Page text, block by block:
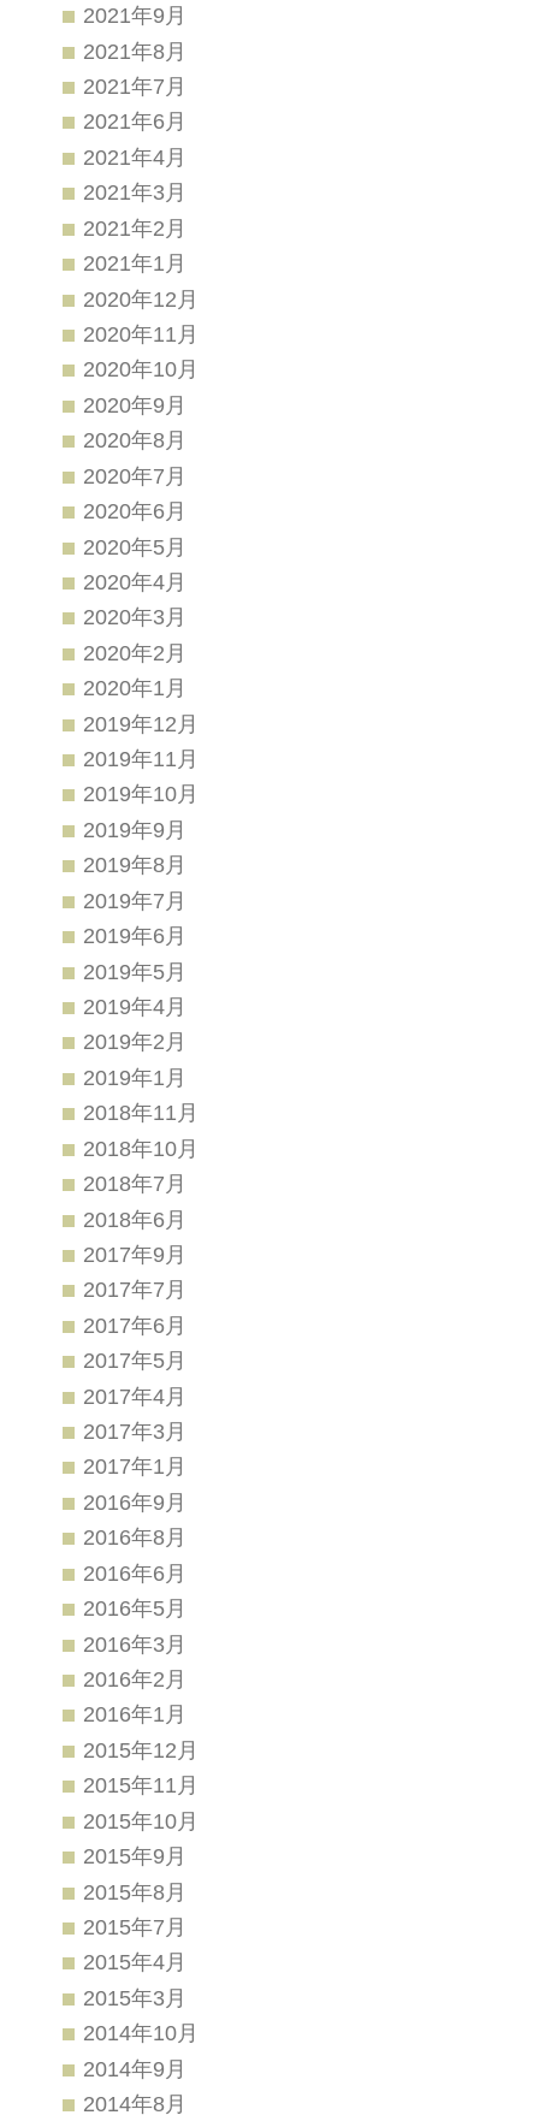
2021年9月
2021年8月
2021年7月
2021年6月
2021年4月
2021年3月
2021年2月
2021年1月
2020年12月
2020年11月
2020年10月
2020年9月
2020年8月
2020年7月
2020年6月
2020年5月
2020年4月
2020年3月
2020年2月
2020年1月
2019年12月
2019年11月
2019年10月
2019年9月
2019年8月
2019年7月
2019年6月
2019年5月
2019年4月
2019年2月
2019年1月
2018年11月
2018年10月
2018年7月
2018年6月
2017年9月
2017年7月
2017年6月
2017年5月
2017年4月
2017年3月
2017年1月
2016年9月
2016年8月
2016年6月
2016年5月
2016年3月
2016年2月
2016年1月
2015年12月
2015年11月
2015年10月
2015年9月
2015年8月
2015年7月
2015年4月
2015年3月
2014年10月
2014年9月
2014年8月